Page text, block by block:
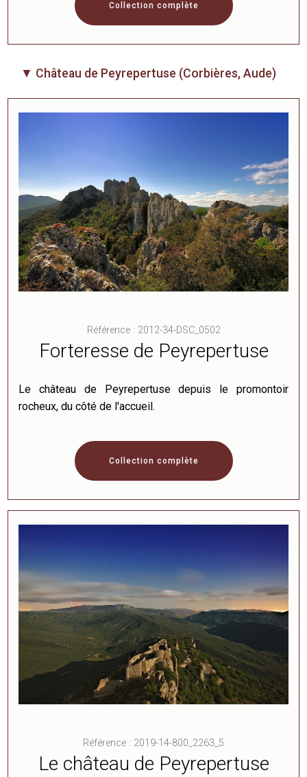
Collection complète
▼ Château de Peyrepertuse (Corbières, Aude)
Référence : 2012-34-DSC_0502
Forteresse de Peyrepertuse
Le château de Peyrepertuse depuis le promontoir
rocheux, du côté de l'accueil.
Collection complète
Référence : 2019-14-800_2263_5
Le château de Peyrepertuse